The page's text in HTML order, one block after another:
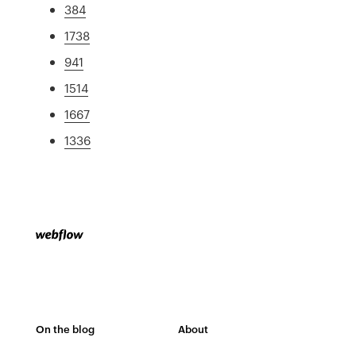
384
1738
941
1514
1667
1336
On the blog About